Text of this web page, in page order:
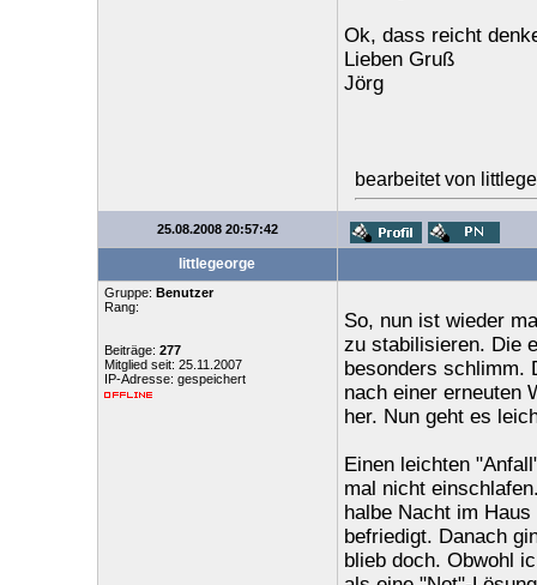
Ok, dass reicht
Lieben Gruß
Jörg
bearbeitet von
25.08.2008 20:57:42
littlegeorge
Gruppe: Benutzer
Rang:
Beiträge: 277
Mitglied seit: 25.11.2007
IP-Adresse: gespeichert
So, nun ist wieder
zu stabilisieren. Die
besonders schlimm.
nach einer erneuten
her. Nun geht es
Einen leichten
mal nicht
halbe Nacht im
befriedigt. Danach
blieb doch. Obwohl